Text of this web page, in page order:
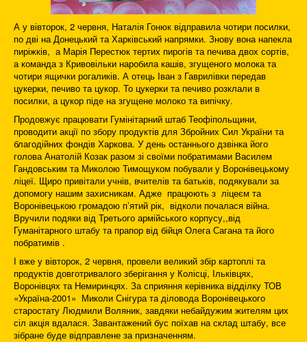
А у вівторок, 2 червня, Наталія Гонюк відправила чотири посилки,
по дві на Донецький та Харківський напрямки. Знову вона напекла
пиріжків, а Марія Перестюк тертих пирогів та печива двох сортів,
а команда з Кривовільки наробила кашів, згущеного молока та
чотири ящички рогаликів. А отець Іван з Гаврилівки передав
цукерки, печиво та цукор. То цукерки та печиво розклали в
посилки, а цукор піде на згущене молоко та випічку.
Продовжує працювати Гумінітарний штаб Теофіпольщини,
проводити акції по збору продуктів для Збройних Сил України та
благодійних фондів Харкова. У день останнього дзвінка його
голова Анатолій Козак разом зі своїми побратимами Василем
Гандовським та Миколою Тимощуком побували у Воронівецькому
ліцеї. Щиро привітали учнів, вчителів та батьків, подякували за
допомогу нашим захисникам. Адже працюють з ліцеєм та
Воронівецькою громадою пʼятий рік, відколи почалася війна.
Вручили подяки від Третього армійського корпусу,,від
Гуманітарного штабу та прапор від бійця Олега Сагана та його
побратимів .
І вже у вівторок, 2 червня, провели великий збір картоплі та
продуктів довготривалого зберігання у Колісці, Ільківцях,
Воронівцях та Немиринцях. За сприяння керівника відділку ТОВ
«Україна-2001» Миколи Снігура та діловода Воронівецького
старостату Людмили Воляник, завдяки небайдужим жителям цих
сіл акція вдалася. Завантажений бус поїхав на склад штабу, все
зібране буде відправлене за призначенням.